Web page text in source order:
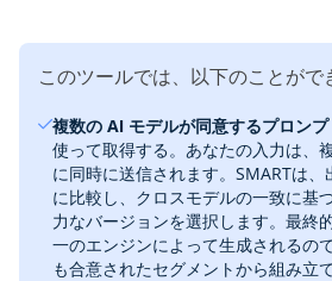
このツールでは、以下のことがで
複数の AI モデルが同意するプロンプ
使って取得する。あなたの入力は、
に同時に送信されます。SMARTは、
に比較し、クロスモデルの一致に基
力なバージョンを選択します。最終
一のエンジンによって生成されるの
も合意されたセグメントから組み立